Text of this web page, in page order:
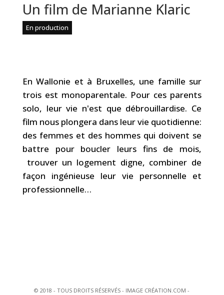
Un film de Marianne Klaric
En production
En Wallonie et à Bruxelles, une famille sur
trois est monoparentale. Pour ces parents
solo, leur vie n'est que débrouillardise. Ce
film nous plongera dans leur vie quotidienne:
des femmes et des hommes qui doivent se
battre pour boucler leurs fins de mois,
trouver un logement digne, combiner de
façon ingénieuse leur vie personnelle et
professionnelle…
© 2018 - TOUS DROITS RÉSERVÉS - IMAGE CRÉATION.COM -